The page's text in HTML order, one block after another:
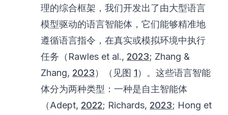
理的综合框架，我们开发出了由大型语言
模型驱动的语言智能体，它们能够精准地
遵循语言指令，在真实或模拟环境中执行
任务（Rawles et al., 2023; Zhang &
Zhang, 2023）（见图 1）。这些语言智能
体分为两种类型：一种是自主智能体
（Adept, 2022; Richards, 2023; Hong et